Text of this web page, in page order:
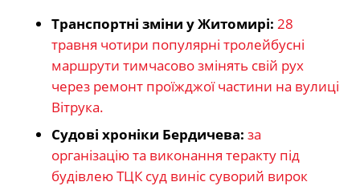
Транспортні зміни у Житомирі: 28
травня чотири популярні тролейбусні
маршрути тимчасово змінять свій рух
через ремонт проїжджої частини на вулиці
Вітрука.
Судові хроніки Бердичева: за
організацію та виконання теракту під
будівлею ТЦК суд виніс суворий вирок